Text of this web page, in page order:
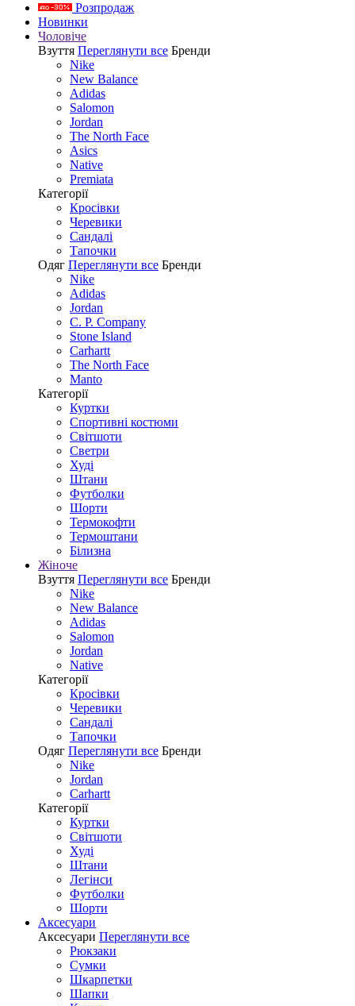
Розпродаж
Новинки
Чоловіче
Взуття Переглянути все Бренди
Nike
New Balance
Adidas
Salomon
Jordan
The North Face
Asics
Native
Premiata
Категорії
Кросівки
Черевики
Сандалі
Tапочки
Одяг Переглянути все Бренди
Nike
Adidas
Jordan
C. P. Company
Stone Island
Carhartt
The North Face
Manto
Категорії
Куртки
Спортивні костюми
Світшоти
Светри
Худі
Штани
Футболки
Шорти
Термокофти
Термоштани
Білизна
Жіноче
Взуття Переглянути все Бренди
Nike
New Balance
Adidas
Salomon
Jordan
Native
Категорії
Кросівки
Черевики
Сандалі
Tапочки
Одяг Переглянути все Бренди
Nike
Jordan
Carhartt
Категорії
Куртки
Світшоти
Худі
Штани
Легінси
Футболки
Шорти
Аксесуари
Аксесуари Переглянути все
Рюкзаки
Сумки
Шкарпетки
Шапки